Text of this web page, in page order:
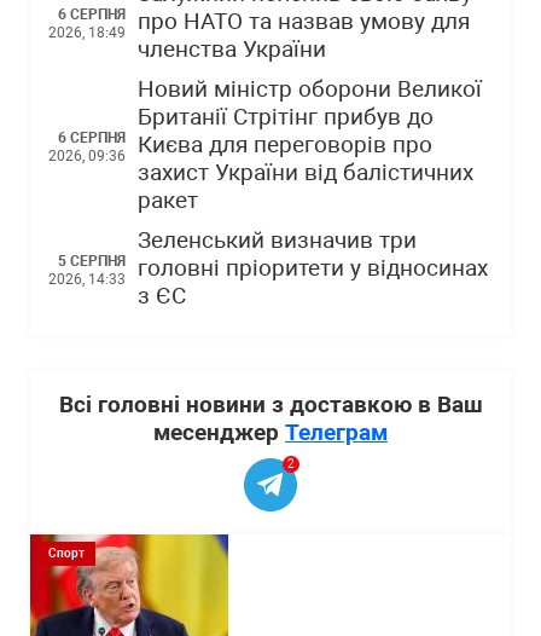
6 СЕРПНЯ
2026, 18:49
про НАТО та назвав умову для
членства України
6 СЕРПНЯ
2026, 09:36
Новий міністр оборони Великої
Британії Стрітінг прибув до
Києва для переговорів про
захист України від балістичних
ракет
5 СЕРПНЯ
2026, 14:33
Зеленський визначив три
головні пріоритети у відносинах
з ЄС
Всі головні новини з доставкою в Ваш
месенджер Телеграм
2
Спорт